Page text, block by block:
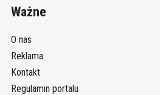
Ważne
O nas
Reklama
Kontakt
Regulamin portalu